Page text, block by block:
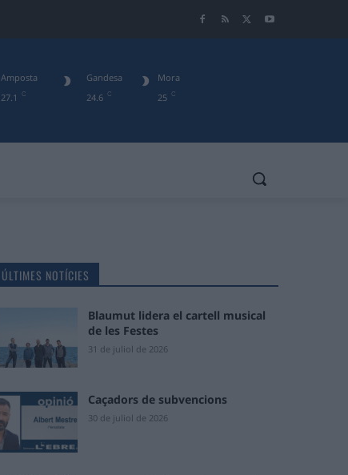
27.1
C
Amposta
24.6 C
Gandesa
25 C
Mora
ÚLTIMES NOTÍCIES
Blaumut lidera el cartell musical
de les Festes
31 de juliol de 2026
Caçadors de subvencions
30 de juliol de 2026